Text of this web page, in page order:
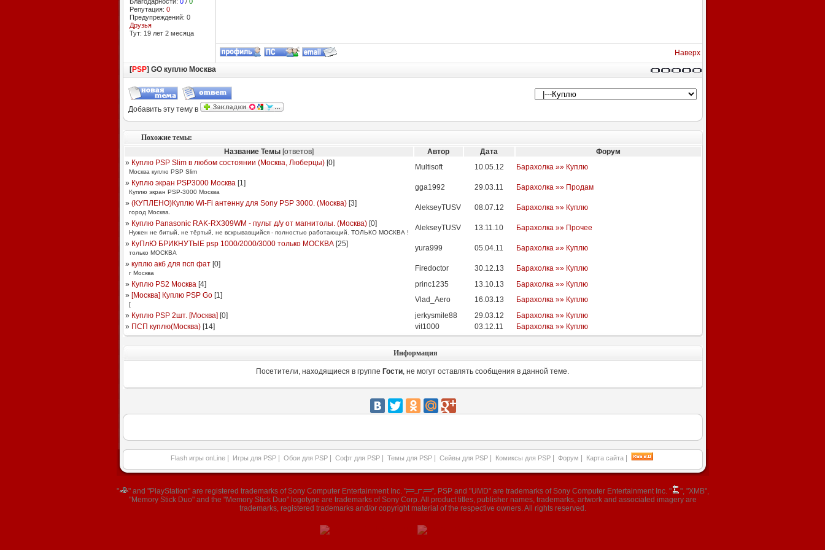
Репутация: 0
Предупреждений: 0
Друзья
Тут: 19 лет 2 месяцa
Наверх
[PSP] GO куплю Москва
Добавить эту тему в
Похожие темы:
Название Темы[ответов] Автор Дата
Форум
» Куплю PSP Slim в любом состоянии (Москва, Люберцы)[0]
Москва куплю PSP Slim
Multisoft 10.05.12
Барахолка »» Куплю
» Куплю экран PSP3000 Москва[1]
Куплю экран PSP-3000 Москва
gga1992 29.03.11
Барахолка »» Продам
» (КУПЛЕНО)Куплю Wi-Fi антенну для Sony PSP 3000. (Москва)[3]
город Москва.
AlekseyTUSV 08.07.12
Барахолка »» Куплю
» Куплю Panasonic RAK-RX309WM - пульт д/у от магнитолы. (Москва)[0]
Нужен не битый, не тёртый, не вскрывавщийся - полностью работающий. ТОЛЬКО МОСКВА !
AlekseyTUSV 13.11.10
Барахолка »» Прочее
» КуПлЮ БРИКНУТЫЕ psp 1000/2000/3000 только МОСКВА[25]
только МОСКВА
yura999 05.04.11
Барахолка »» Куплю
» куплю акб для псп фат[0]
г Москва
Firedoctor 30.12.13
Барахолка »» Куплю
» Куплю PS2 Москва[4] princ1235 13.10.13
Барахолка »» Куплю
» [Москва] Куплю PSP Go[1]
[
Vlad_Aero 16.03.13
Барахолка »» Куплю
» Куплю PSP 2шт. [Москва] [0] jerkysmile88 29.03.12
Барахолка »» Куплю
» ПСП куплю(Москва)[14] vit1000 03.12.11 Барахолка »» Куплю
Информация
Посетители, находящиеся в группе Гости, не могут оставлять сообщения в данной теме.
Flash игры onLine Игры для PSP Обои для PSP Софт для PSP Темы для PSP Сейвы для PSP Комиксы для PSP Форум Карта сайта
" " and "PlayStation" are registered trademarks of Sony Computer Entertainment Inc. " ", PSP and "UMD" are trademarks of Sony Computer Entertainment Inc. "
", "XMB",
"Memory Stick Duo" and the "Memory Stick Duo" logotype are trademarks of Sony Corp. All product titles, publisher names, trademarks, artwork and associated imagery are
trademarks, registered trademarks and/or copyright material of the respective owners. All rights reserved.